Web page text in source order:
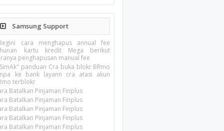
Samsung Support
cara menghapus annual fee
kartu kredit Mega berikut
penghapusan manual fee
panduan Cra buka blokr BRmo
ke bank layann cra atasi akun
terblokr
Batalkan Pinjaman Finplus
Batalkan Pinjaman Finplus
Batalkan Pinjaman Finplus
Batalkan Pinjaman Finplus
Batalkan Pinjaman Finplus